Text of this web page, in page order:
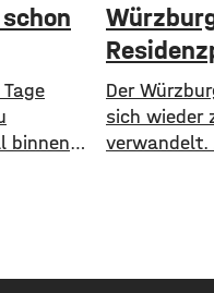
binnen
drei
Der
sich wieder
verwandelt.
Samstag